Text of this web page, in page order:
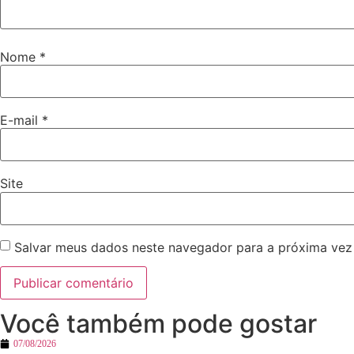
Nome *
E-mail *
Site
Salvar meus dados neste navegador para a próxima
Você também pode gostar
07/08/2026